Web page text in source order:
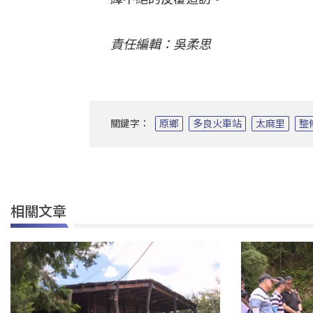
責任編輯：吳柔思
關鍵字： 原鄉 多良火車站 太麻里 整
相關文章